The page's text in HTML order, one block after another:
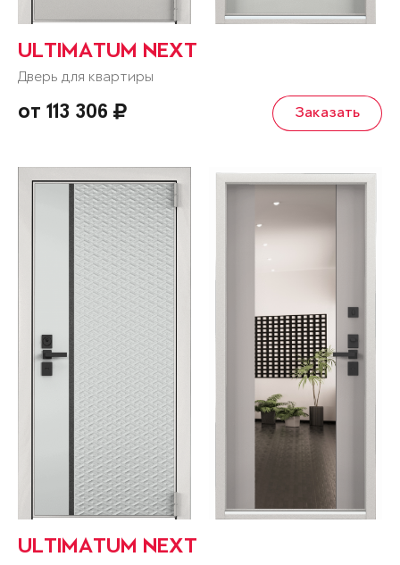
ULTIMATUM NEXT
Дверь для квартиры
от 113 306 Заказать
ULTIMATUM NEXT